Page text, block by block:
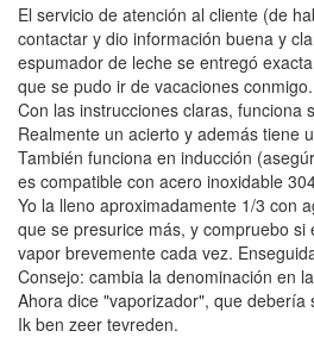
El servicio de atención al cliente (de
contactar y dio información buena y
espumador de leche se entregó
que se pudo ir de vacaciones conmigo.
Con las instrucciones claras, funciona
Realmente un acierto y además tiene
También funciona en inducción
es compatible con acero inoxidable
Yo la lleno aproximadamente 1/3 con
que se presurice más, y compruebo si
vapor brevemente cada vez.
Consejo: cambia la denominación en
Ahora dice "vaporizador", que debería
Ik ben zeer tevreden.